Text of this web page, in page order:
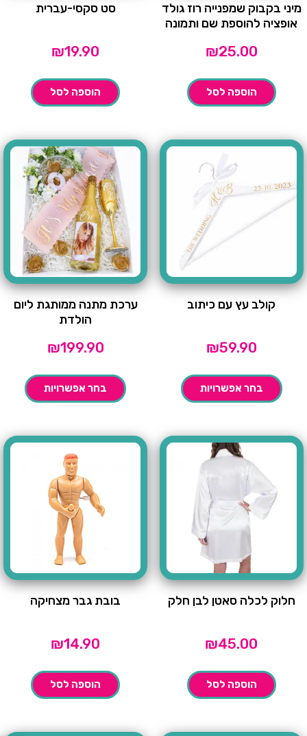
מיני בקבוק שמפנייה רוז גולד
אופציה להוספת שם ותמונה
₪25.00
הוספה לסל
סט סקסי-עברית
₪19.90
הוספה לסל
קולב עץ עם כיתוב
₪59.90
בחר אפשרויות
ערכת מתנה ממותגת ליום
הולדת
₪199.90
בחר אפשרויות
חלוק לכלה סאטן לבן חלק
₪45.00
הוספה לסל
בובת גבר מצחיקה
₪14.90
הוספה לסל